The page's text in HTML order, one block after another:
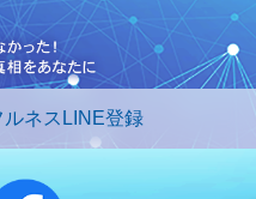
ネスLINE登録